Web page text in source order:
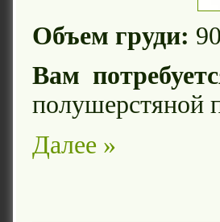
Объем груди:
Вам
Далее »